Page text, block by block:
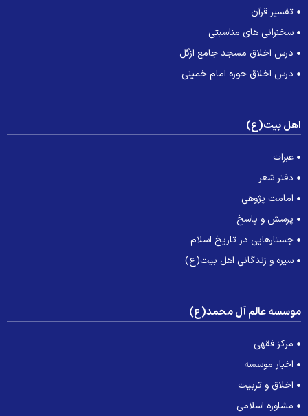
تفسیر قرآن
سخنرانی های مناسبتی
درس اخلاق مسجد جامع ازگل
درس اخلاق حوزه امام خمینی
بیت(ع)
عبرات
دفتر شعر
امامت پژوهی
پرسش و پاسخ
جستارهایی در تاریخ اسلام
سیره و زندگانی اهل بیت(ع)
عالم آل محمد(ع)
مرکز فقهی
اخبار موسسه
اخلاق و تربیت
مشاوره اسلامی